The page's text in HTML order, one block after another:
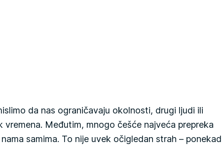
da nas ograničavaju okolnosti, drugi ljudi ili
vremena. Međutim, mnogo češće najveća prepreka
samima. To nije uvek očigledan strah – ponekad